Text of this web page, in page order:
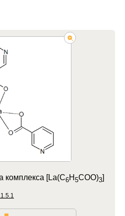
комплекса [La(C6H 5COO)3]